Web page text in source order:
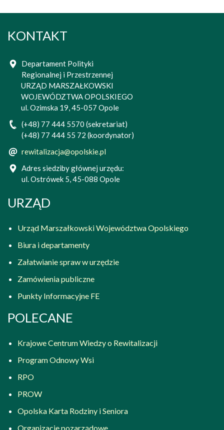
KONTAKT
Departament Polityki
Regionalnej i Przestrzennej
URZĄD MARSZAŁKOWSKI
WOJEWÓDZTWA OPOLSKIEGO
ul. Ozimska 19, 45-057 Opole
(+48) 77 444 5570 (sekretariat)
(+48) 77 444 55 72 (koordynator)
rewitalizacja@opolskie.pl
Adres siedziby głównej urzędu:
ul. Ostrówek 5, 45-088 Opole
URZĄD
Urząd Marszałkowski Województwa Opolskiego
Biura i departamenty
Załatwianie spraw w urzędzie
Zamówienia publiczne
Punkty Informacyjne FE
POLECANE
Krajowe Centrum Wiedzy o Rewitalizacji
Program Odnowy Wsi
RPO
PROW
Opolska Karta Rodziny i Seniora
Organizacje pozarządowe